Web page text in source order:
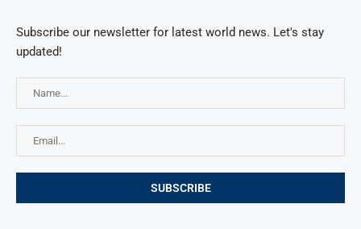
Subscribe our newsletter for latest world news. Let's stay
updated!